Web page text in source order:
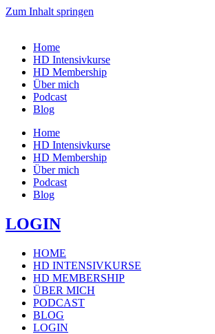
Zum Inhalt springen
Home
HD Intensivkurse
HD Membership
Über mich
Podcast
Blog
Home
HD Intensivkurse
HD Membership
Über mich
Podcast
Blog
LOGIN
HOME
HD INTENSIVKURSE
HD MEMBERSHIP
ÜBER MICH
PODCAST
BLOG
LOGIN